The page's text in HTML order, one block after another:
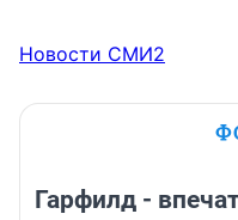
—25 тыс. человек.
Новости СМИ2
Гарфилд -